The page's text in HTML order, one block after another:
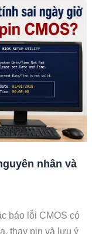
nhân và
báo lỗi CMOS có
thay pin và lưu ý